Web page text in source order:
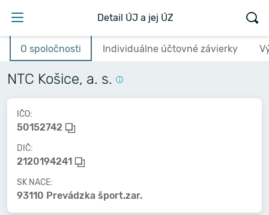
Detail ÚJ a jej ÚZ
O spoločnosti Individuálne účtovné závierky
NTC Košice, a. s.
IČO:
50152742
DIČ:
2120194241
SK NACE:
93110 Prevádzka šport.zar.